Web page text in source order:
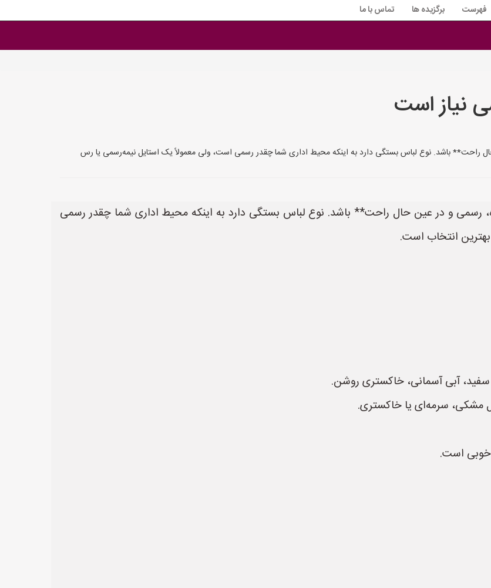
فهرست برگزیده ها تماس با ما
نیاز است
راحت** باشد. نوع لباس بستگی دارد به اینکه محیط اداری شما چقدر رسمی است، ولی معمولاً یک استایل نیمه‌رسمی یا رس
رسمی و در عین حال راحت** باشد. نوع لباس بستگی دارد به اینکه محیط اداری شما چقدر رسمی
انتخاب است.
آبی آسمانی، خاکستری روشن.
مشکی، سرمه‌ای یا خاکستری.
است.